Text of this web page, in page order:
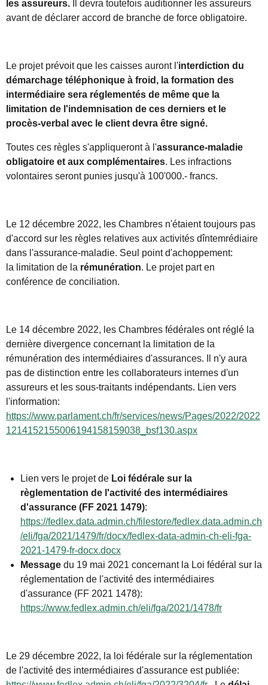
les assureurs. Il devra toutefois auditionner les assureurs
avant de déclarer accord de branche de force obligatoire.
Le projet prévoit que les caisses auront l'interdiction du
démarchage téléphonique à froid, la formation des
intermédiaire sera réglementés de même que la
limitation de l'indemnisation de ces derniers et le
procès-verbal avec le client devra être signé.
Toutes ces règles s'appliqueront à l'assurance-maladie
obligatoire et aux complémentaires. Les infractions
volontaires seront punies jusqu'à 100'000.- francs.
Le 12 décembre 2022, les Chambres n'étaient toujours pas
d'accord sur les règles relatives aux activités dîntemrédiaire
dans l'assurance-maladie. Seul point d'achoppement:
la limitation de la rémunération. Le projet part en
conférence de conciliation.
Le 14 décembre 2022, les Chambres fédérales ont réglé la
dernière divergence concernant la limitation de la
rémunération des intermédiaires d'assurances. Il n'y aura
pas de distinction entre les collaborateurs internes d'un
assureurs et les sous-traitants indépendants. Lien vers
l'information:
https://www.parlament.ch/fr/services/news/Pages/2022/2022
1214152155006194158159038_bsf130.aspx
Lien vers le projet de Loi fédérale sur la
règlementation de l'activité des intermédiaires
d'assurance (FF 2021 1479):
https://fedlex.data.admin.ch/filestore/fedlex.data.admin.ch
/eli/fga/2021/1479/fr/docx/fedlex-data-admin-ch-eli-fga-
2021-1479-fr-docx.docx
Message du 19 mai 2021 concernant la Loi fédéral sur la
réglementation de l'activité des intermédiaires
d'assurance (FF 2021 1478):
https://www.fedlex.admin.ch/eli/fga/2021/1478/fr
Le 29 décembre 2022, la loi fédérale sur la réglementation
de l'activité des intermédiaires d'assurance est publiée: